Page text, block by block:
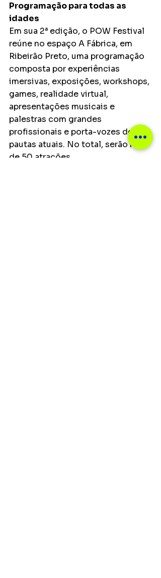
Programação para todas as
idades
Em sua 2ª edição, o POW Festival
reúne no espaço A Fábrica, em
Ribeirão Preto, uma programação
composta por experiências
imersivas, exposições, workshops,
games, realidade virtual,
apresentações musicais e
palestras com grandes
profissionais e porta-vozes de
pautas atuais. No total, serão mais
de 50 atrações.